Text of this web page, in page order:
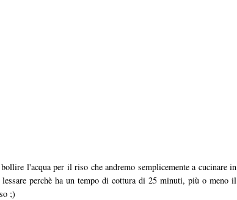
l'acqua per il riso che andremo semplicemente a cucinare in
perchè ha un tempo di cottura di 25 minuti, più o meno il
;)